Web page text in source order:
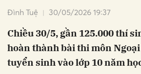
Đình Tuệ 30/05/2026 19:37
Chiều 30/5, gần 125.000 thí
hoàn thành bài thi môn
tuyển sinh vào lớp 10 năm
Hủy